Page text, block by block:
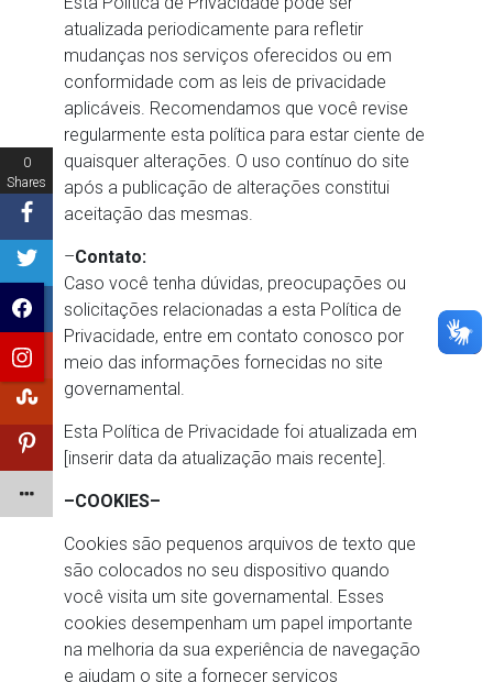
atualizada periodicamente para refletir
mudanças nos serviços oferecidos ou em
conformidade com as leis de privacidade
aplicáveis. Recomendamos que você revise
regularmente esta política para estar ciente de
quaisquer alterações. O uso contínuo do site
após a publicação de alterações constitui
aceitação das mesmas.
–Contato:
Caso você tenha dúvidas, preocupações ou
solicitações relacionadas a esta Política de
Privacidade, entre em contato conosco por
meio das informações fornecidas no site
governamental.
Esta Política de Privacidade foi atualizada em
[inserir data da atualização mais recente].
–COOKIES–
Cookies são pequenos arquivos de texto que
são colocados no seu dispositivo quando
você visita um site governamental. Esses
cookies desempenham um papel importante
na melhoria da sua experiência de navegação
e ajudam o site a fornecer serviços
0
Shares